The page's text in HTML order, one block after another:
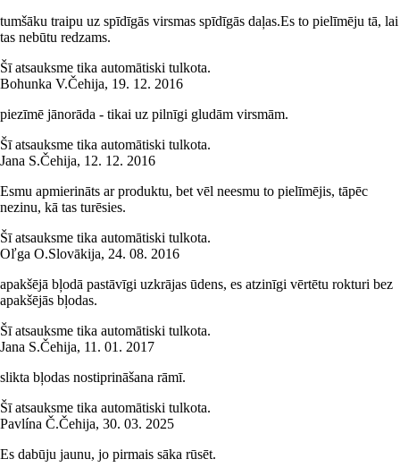
tumšāku traipu uz spīdīgās virsmas spīdīgās daļas.Es to pielīmēju tā, lai
tas nebūtu redzams.
Šī atsauksme tika automātiski tulkota.
Bohunka V.Čehija, 19. 12. 2016
piezīmē jānorāda - tikai uz pilnīgi gludām virsmām.
Šī atsauksme tika automātiski tulkota.
Jana S.Čehija, 12. 12. 2016
Esmu apmierināts ar produktu, bet vēl neesmu to pielīmējis, tāpēc
nezinu, kā tas turēsies.
Šī atsauksme tika automātiski tulkota.
Oľga O.Slovākija, 24. 08. 2016
apakšējā bļodā pastāvīgi uzkrājas ūdens, es atzinīgi vērtētu rokturi bez
apakšējās bļodas.
Šī atsauksme tika automātiski tulkota.
Jana S.Čehija, 11. 01. 2017
slikta bļodas nostiprināšana rāmī.
Šī atsauksme tika automātiski tulkota.
Pavlína Č.Čehija, 30. 03. 2025
Es dabūju jaunu, jo pirmais sāka rūsēt.